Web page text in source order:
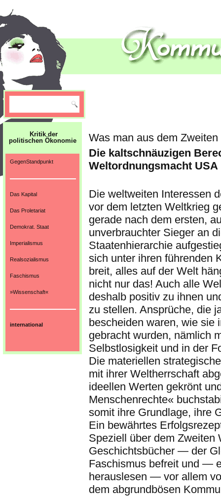
Kritik der
politischen Ökonomie
GegenStandpunkt
Das Kapital
Das Proletariat
Demokrat. Staat
Imperialismus
Realsozialismus
Faschismus
»Wissenschaft«
international
Was man aus dem
Die kaltschnäuzigen
Weltordnungsmacht USA
Die weltweiten Interessen
vor dem letzten Weltkrieg
gerade nach dem ersten,
unverbrauchter Sieger an
Staatenhierarchie
sich unter ihren führenden
breit, alles auf der Welt
nicht nur das! Auch alle
deshalb positiv zu ihnen
zu stellen. Ansprüche, die
bescheiden waren, wie sie
gebracht wurden, nämlich
Selbstlosigkeit und in der
Die materiellen
mit ihrer Weltherrschaft
ideellen Werten gekrönt
Menschenrechte«
somit ihre Grundlage, ihre
Ein bewährtes
Speziell über dem
Geschichtsbücher — der
Faschismus befreit und —
herauslesen — vor allem
dem abgrundbösen